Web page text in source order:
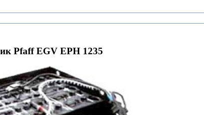
Pfaff EGV EPH 1235